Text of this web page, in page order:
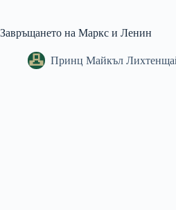
Завръщането на Маркс и Ленин
Принц Майкъл